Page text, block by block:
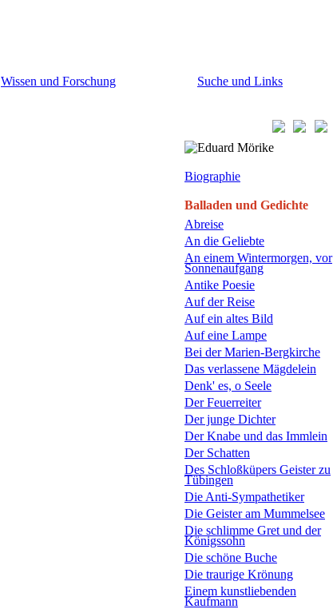
Wissen und Forschung Suche und Links
Biographie
Balladen und Gedichte
Abreise
An die Geliebte
An einem Wintermorgen, vor
Sonnenaufgang
Antike Poesie
Auf der Reise
Auf ein altes Bild
Auf eine Lampe
Bei der Marien-Bergkirche
Das verlassene Mägdelein
Denk' es, o Seele
Der Feuerreiter
Der junge Dichter
Der Knabe und das Immlein
Der Schatten
Des Schloßküpers Geister zu
Tübingen
Die Anti-Sympathetiker
Die Geister am Mummelsee
Die schlimme Gret und der
Königssohn
Die schöne Buche
Die traurige Krönung
Einem kunstliebenden
Kaufmann